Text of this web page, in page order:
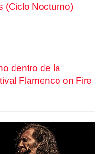
(Ciclo Nocturno)
dentro de la
Flamenco on Fire